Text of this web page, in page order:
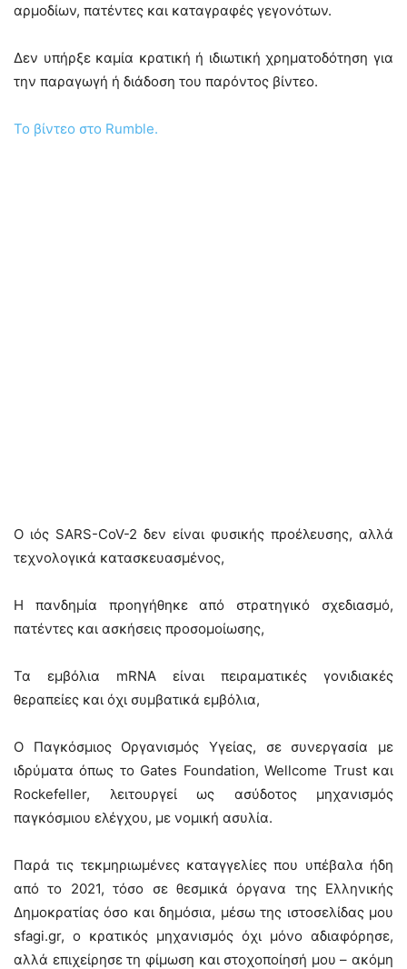
αρμοδίων, πατέντες και καταγραφές γεγονότων.
Δεν υπήρξε καμία κρατική ή ιδιωτική χρηματοδότηση για
την παραγωγή ή διάδοση του παρόντος βίντεο.
Το βίντεο στο Rumble.
Ο ιός SARS-CoV-2 δεν είναι φυσικής προέλευσης, αλλά
τεχνολογικά κατασκευασμένος,
Η πανδημία προηγήθηκε από στρατηγικό σχεδιασμό,
πατέντες και ασκήσεις προσομοίωσης,
Τα εμβόλια mRNA είναι πειραματικές γονιδιακές
θεραπείες και όχι συμβατικά εμβόλια,
Ο Παγκόσμιος Οργανισμός Υγείας, σε συνεργασία με
ιδρύματα όπως το Gates Foundation, Wellcome Trust και
Rockefeller, λειτουργεί ως ασύδοτος μηχανισμός
παγκόσμιου ελέγχου, με νομική ασυλία.
Παρά τις τεκμηριωμένες καταγγελίες που υπέβαλα ήδη
από το 2021, τόσο σε θεσμικά όργανα της Ελληνικής
Δημοκρατίας όσο και δημόσια, μέσω της ιστοσελίδας μου
sfagi.gr, ο κρατικός μηχανισμός όχι μόνο αδιαφόρησε,
αλλά επιχείρησε τη φίμωση και στοχοποίησή μου – ακόμη